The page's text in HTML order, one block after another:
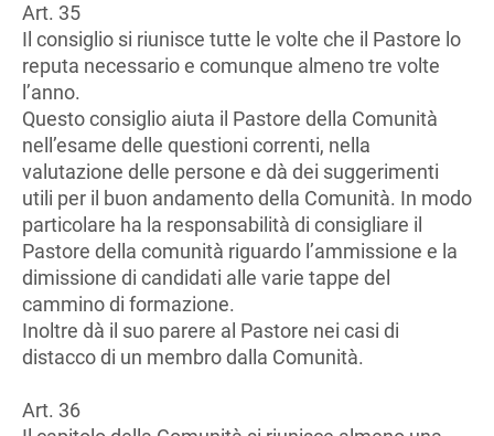
Art. 35
Il consiglio si riunisce tutte le volte che il Pastore lo
reputa necessario e comunque almeno tre volte
l’anno.
Questo consiglio aiuta il Pastore della Comunità
nell’esame delle questioni correnti, nella
valutazione delle persone e dà dei suggerimenti
utili per il buon andamento della Comunità. In modo
particolare ha la responsabilità di consigliare il
Pastore della comunità riguardo l’ammissione e la
dimissione di candidati alle varie tappe del
cammino di formazione.
Inoltre dà il suo parere al Pastore nei casi di
distacco di un membro dalla Comunità.
Art. 36